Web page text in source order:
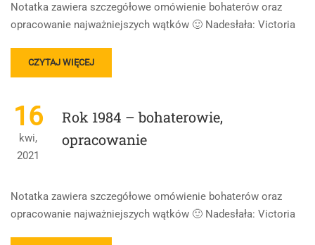
Notatka zawiera szczegółowe omówienie bohaterów oraz
opracowanie najważniejszych wątków 🙂 Nadesłała: Victoria
READ
MORE
SKLEPY
CYNAMONOWE
–
BOHATEROWIE,
OPRACOWANIE
CZYTAJ WIĘCEJ
16
kwi,
2021
Rok 1984 – bohaterowie,
opracowanie
Notatka zawiera szczegółowe omówienie bohaterów oraz
opracowanie najważniejszych wątków 🙂 Nadesłała: Victoria